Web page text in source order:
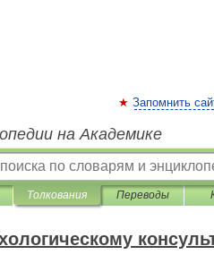
Запомнить
на Академике
Толкования Переводы